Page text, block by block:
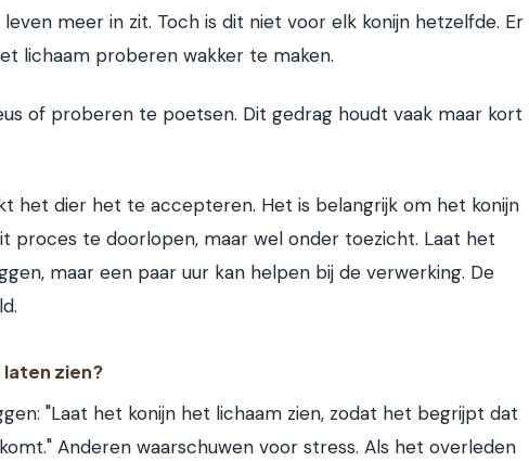
meer in zit. Toch is dit niet voor elk konijn hetzelfde. Er
lichaam proberen wakker te maken.
of proberen te poetsen. Dit gedrag houdt vaak maar kort
het dier het te accepteren. Het is belangrijk om het konijn
proces te doorlopen, maar wel onder toezicht. Laat het
maar een paar uur kan helpen bij de verwerking. De
zien?
"Laat het konijn het lichaam zien, zodat het begrijpt dat
Anderen waarschuwen voor stress. Als het overleden